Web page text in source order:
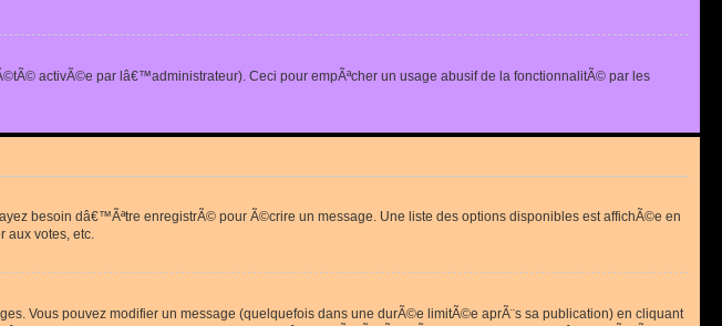
activÃ©e par lâ€™administrateur). Ceci pour empÃªcher un usage abusif de la fonctionnalitÃ© par les
besoin dâ€™Ãªtre enregistrÃ© pour Ã©crire un message. Une liste des options disponibles est affichÃ©e en
aux votes, etc.
Vous pouvez modifier un message (quelquefois dans une durÃ©e limitÃ©e aprÃ¨s sa publication) en cliquant